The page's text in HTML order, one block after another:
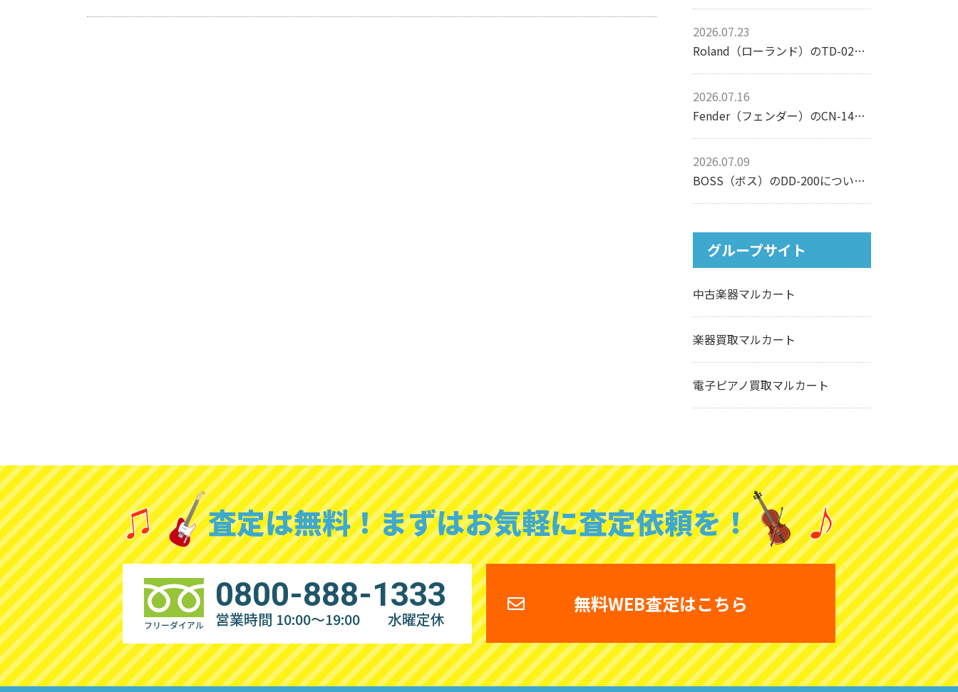
2026.07.23
Roland（ローランド）のTD-02Kについて【電子ドラム】
2026.07.16
Fender（フェンダー）のCN-140SCEについて【アコースティックギター】
2026.07.09
BOSS（ボス）のDD-200について【エフェクター】
グループサイト
中古楽器マルカート
楽器買取マルカート
電子ピアノ買取マルカート
査定は無料！まずはお気軽に査定依頼を！
フリーダイアル
0800-888-1333
営業時間 10:00～19:00 水曜定休
無料WEB査定はこちら